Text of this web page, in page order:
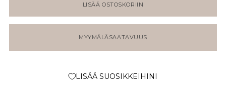
LISÄÄ OSTOSKORIIN
MYYMÄLÄSAATAVUUS
LISÄÄ SUOSIKKEIHINI